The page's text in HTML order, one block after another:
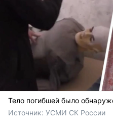
Тело погибшей было
Источник: УСМИ СК России